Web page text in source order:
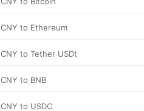
CNY to Ethereum
CNY to Tether USDt
CNY to BNB
CNY to USDC